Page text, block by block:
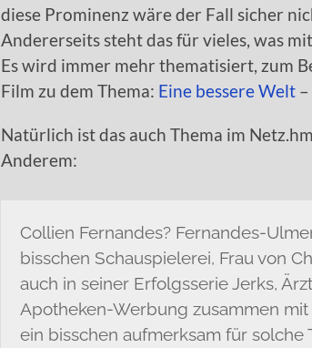
diese Prominenz wäre der Fall sicher
Andererseits steht das für vieles, was
Es wird immer mehr thematisiert, zum
Film zu dem Thema: Eine bessere Welt
Natürlich ist das auch Thema im
Anderem:
Collien Fernandes? Fernandes-
bisschen Schauspielerei, Frau von
auch in seiner Erfolgsserie Jerks,
Apotheken-Werbung zusammen
ein bisschen aufmerksam für solche